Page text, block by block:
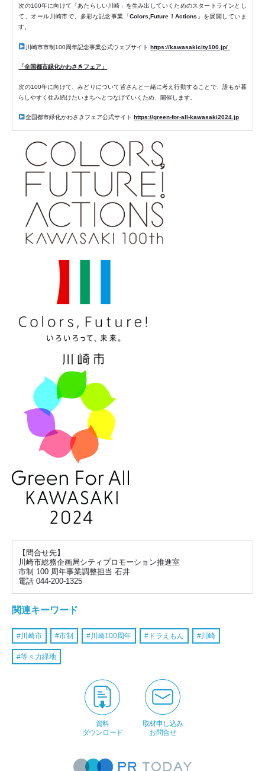
次の100年に向けて「あたらしい川崎」を生み出していくためのスタートラインとし
て、オール川崎市で、多彩な記念事業「Colors,Future！Actions 」を展開していま
す。
川崎市市制100周年記念事業公式ウェブサイトhttps://kawasakicity100.jp/
「全国都市緑化かわさきフェア」
次の100年に向けて、みどりについて皆さんと一緒に考え行動することで、誰もが暮
らしやすく住み続けたいまちへとつなげていくため、開催します。
全国都市緑化かわさきフェア公式サイト https://green-for-all-kawasaki2024.jp
【問合せ先】
川崎市総務企画局シティプロモーション推進室
市制 100 周年事業調整担当 石井
電話 044-200-1325
関連キーワード
川崎市 市制 川崎100周年 ドラえもん 川崎
等々力緑地
資料
ダウンロード
取材申し込み
お問合せ